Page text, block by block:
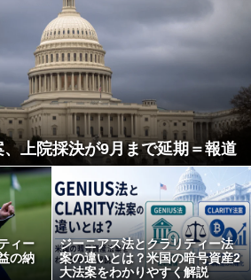
上院採決が9月まで延期＝報道
ィー
の納
ジーニアス法とクラリティー法
案の違いとは？米国の暗号資産2
大法案をわかりやすく解説